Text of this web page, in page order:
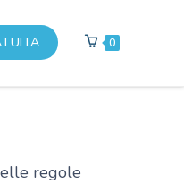
0
regole